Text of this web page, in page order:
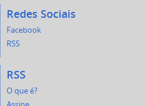
Redes Sociais
Facebook
RSS
RSS
O que é?